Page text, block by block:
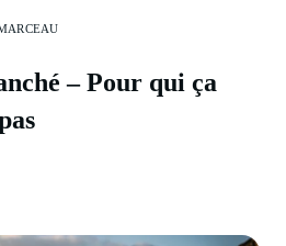
– Pour qui ça